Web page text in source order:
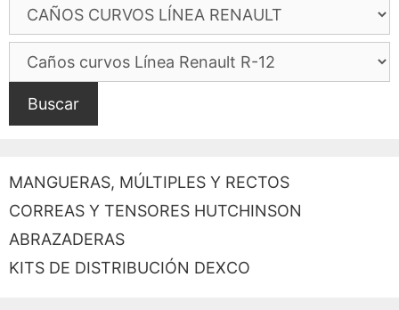
Buscar
MANGUERAS, MÚLTIPLES Y RECTOS
CORREAS Y TENSORES HUTCHINSON
ABRAZADERAS
KITS DE DISTRIBUCIÓN DEXCO